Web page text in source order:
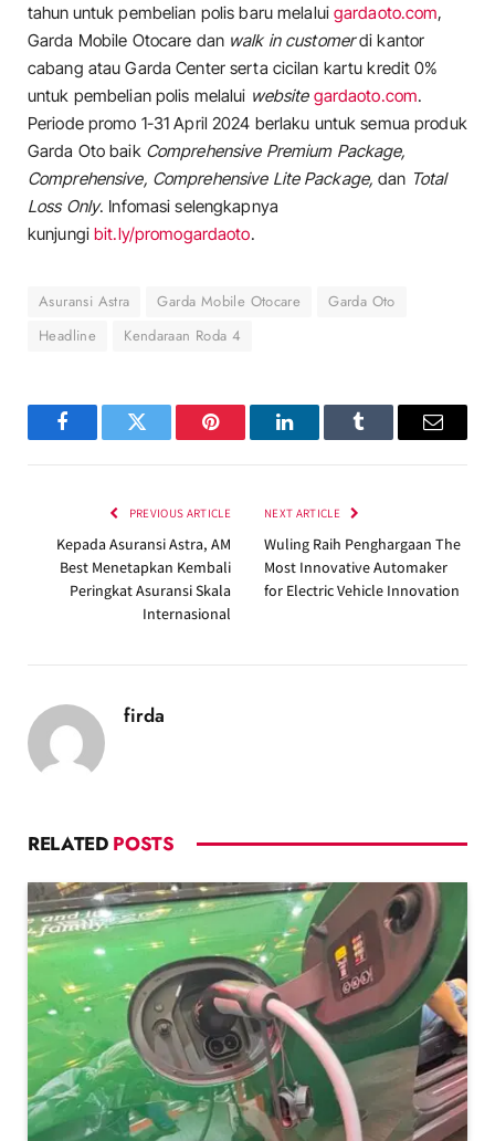
tahun untuk pembelian polis baru melalui gardaoto.com,
Garda Mobile Otocare dan walk in customerdi kantor
cabang atau Garda Center serta cicilan kartu kredit 0%
untuk pembelian polis melalui website gardaoto.com.
Periode promo 1-31 April 2024 berlaku untuk semua produk
Garda Oto baik Comprehensive Premium Package,
Comprehensive, Comprehensive Lite Package,dan Total
Loss Only. Infomasi selengkapnya
kunjungibit.ly/promogardaoto.
Asuransi Astra Garda Mobile Otocare
Garda Oto
Headline
Kendaraan Roda 4
FacebookTwitter Pinterest LinkedInTumblr Email
PREVIOUS ARTICLE
Kepada Asuransi Astra, AM
Best Menetapkan Kembali
Peringkat Asuransi Skala
Internasional
NEXT ARTICLE
Wuling Raih Penghargaan The
Most Innovative Automaker
for Electric Vehicle Innovation
firda
RELATED POSTS